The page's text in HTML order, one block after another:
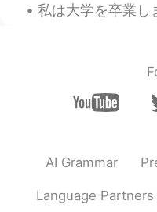
JP KR
ンやニンジン
ります🍴
めっちゃ美味
yuki
私は大学を卒業しましたぁ〜！！！🥳👩🏻‍🎓 イギリスの大学は日本と違って、学期は10月から始ま
AI Grammar
Language Partners